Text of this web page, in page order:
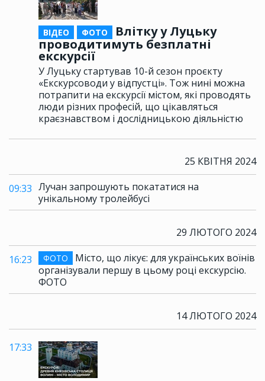
ВІДЕО ФОТО
Влітку у Луцьку
проводитимуть безплатні
екскурсії
У Луцьку стартував 10-й сезон проєкту
«Екскурсоводи у відпустці». Тож нині можна
потрапити на екскурсії містом, які проводять
люди різних професій, що цікавляться
краєзнавством і дослідницькою діяльністю
25 КВІТНЯ 2024
09:33 Лучан запрошують покататися на
унікальному тролейбусі
29 ЛЮТОГО 2024
16:23 ФОТО
Місто, що лікує: для українських воїнів
організували першу в цьому році екскурсію.
ФОТО
14 ЛЮТОГО 2024
17:33